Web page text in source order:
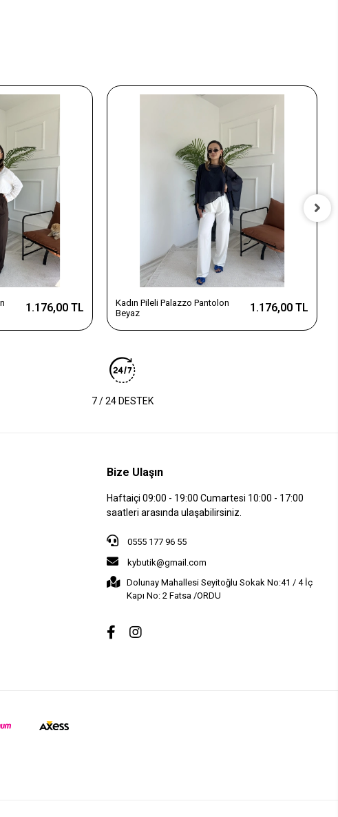
1.176,00 TL
Kadın Pileli Palazzo Pantolon
Beyaz
1.176,00 TL
7 / 24 DESTEK
Bize Ulaşın
Haftaiçi 09:00 - 19:00 Cumartesi 10:00 - 17:00
saatleri arasında ulaşabilirsiniz.
0555 177 96 55
kybutik@gmail.com
Dolunay Mahallesi Seyitoğlu Sokak No:41 / 4 İç
Kapı No: 2 Fatsa /ORDU